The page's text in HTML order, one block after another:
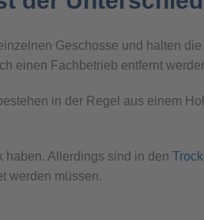
Geschosse und halten
einen Fachbetrieb entfernt
in der Regel aus einem
haben. Allerdings sind in den
werden müssen.